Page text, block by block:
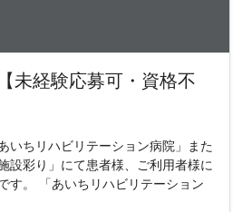
未経験応募可・資格不
いちリハビリテーション病院」また
設彩り」にて患者様、ご利用者様に
す。 「あいちリハビリテーション